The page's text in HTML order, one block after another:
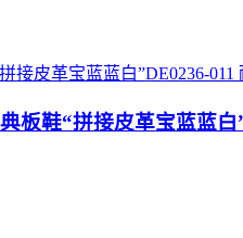
板鞋“拼接皮革宝蓝蓝白